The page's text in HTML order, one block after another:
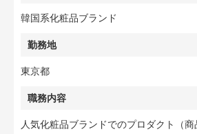
韓国系化粧品ブランド
勤務地
東京都
職務内容
人気化粧品ブランドでのプロダクト（